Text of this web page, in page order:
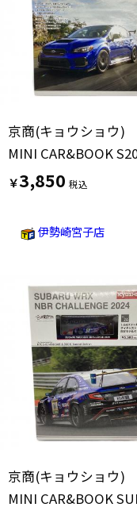
京商(キョウショウ)
￥3,850
伊勢崎宮子店
京商(キョウショウ)